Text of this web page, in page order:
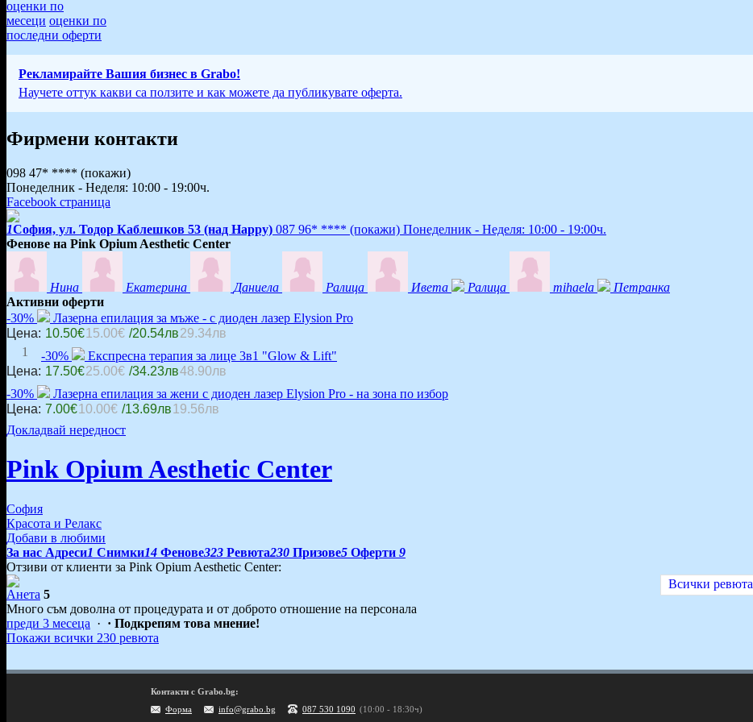
оценки по
месеци оценки по
последни оферти
Рекламирайте Вашия бизнес в Grabo!
Научете оттук какви са ползите и как можете да публикувате оферта.
Фирмени контакти
098 47* **** (покажи)
Понеделник - Неделя: 10:00 - 19:00ч.
Facebook страница
1София, ул. Тодор Каблешков 53 (над Happy) 087 96* **** (покажи) Понеделник - Неделя: 10:00 - 19:00ч.
Фенове на Pink Opium Aesthetic Center
Нина Екатерина Даниела Ралица Ивета Ралица mihaela
Петранка
Активни оферти
-30%
Лазерна епилация за мъже - с диоден лазер Elysion Pro
Цена: 10.50€15.00€ /20.54лв29.34лв
1
-30%
Eкспресна терапия за лице 3в1 "Glow & Lift"
Цена: 17.50€25.00€ /34.23лв48.90лв
-30%
Лазерна епилация за жени с диоден лазер Elysion Pro - на зона по избор
Цена: 7.00€10.00€ /13.69лв19.56лв
Докладвай нередност
Pink Opium Aesthetic Center
София
Красота и Релакс
Добави в любими
За нас Адреси1 Снимки14 Фенове323 Ревюта230 Призове5 Оферти 9
Отзиви от клиенти за Pink Opium Aesthetic Center:
Всички ревюта
Анета 5
Много съм доволна от процедурата и от доброто отношение на персонала
преди 3 месеца · · Подкрепям това мнение!
Покажи всички 230 ревюта
Контакти с Grabo.bg:
Форма
info@grabo.bg 087 530 1090 (10:00 - 18:30ч)